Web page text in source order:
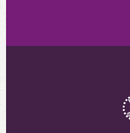
静けさを満喫 - 当社